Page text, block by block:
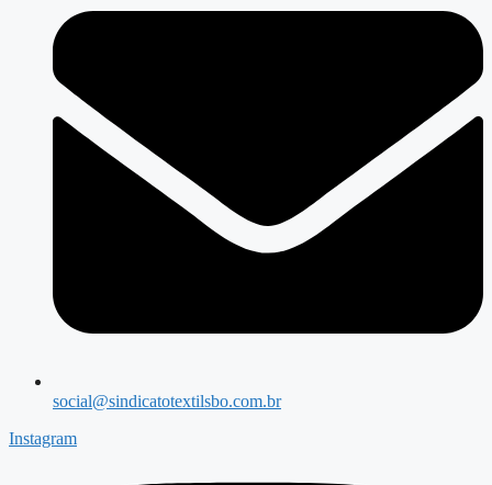
social@sindicatotextilsbo.com.br
Instagram